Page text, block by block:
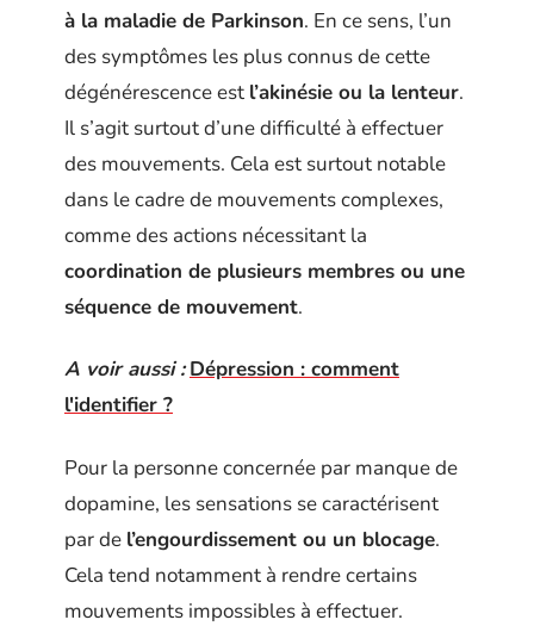
à la maladie de Parkinson. En ce sens, l’un
des symptômes les plus connus de cette
dégénérescence est l’akinésie ou la lenteur.
Il s’agit surtout d’une difficulté à effectuer
des mouvements. Cela est surtout notable
dans le cadre de mouvements complexes,
comme des actions nécessitant la
coordination de plusieurs membres ou une
séquence de mouvement.
A voir aussi : Dépression : comment
l'identifier ?
Pour la personne concernée par manque de
dopamine, les sensations se caractérisent
par de l’engourdissement ou un blocage.
Cela tend notamment à rendre certains
mouvements impossibles à effectuer.